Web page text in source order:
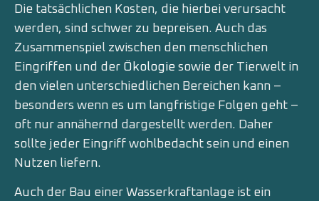
Die tatsächlichen Kosten, die hierbei verursacht
werden, sind schwer zu bepreisen. Auch das
Zusammenspiel zwischen den menschlichen
Eingriffen und der Ökologie sowie der Tierwelt in
den vielen unterschiedlichen Bereichen kann –
besonders wenn es um langfristige Folgen geht –
oft nur annähernd dargestellt werden. Daher
sollte jeder Eingriff wohlbedacht sein und einen
Nutzen liefern.
Auch der Bau einer Wasserkraftanlage ist ein